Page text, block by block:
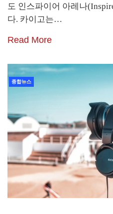
도 인스파이어 아레나
다. 카이고는…
Read More
종합뉴스